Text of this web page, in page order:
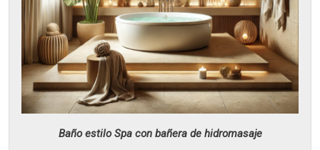
Baño estilo Spa con bañera de hidromasaje